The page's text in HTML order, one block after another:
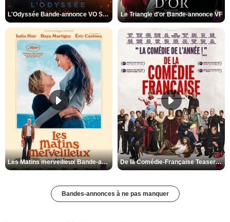
L'Odyssée Bande-annonce VO STFR Le Triangle d'or Bande-annonce VF
Les Matins merveilleux Bande-annonce VF De la Comédie-Française Teaser VF
Bandes-annonces à ne pas manquer